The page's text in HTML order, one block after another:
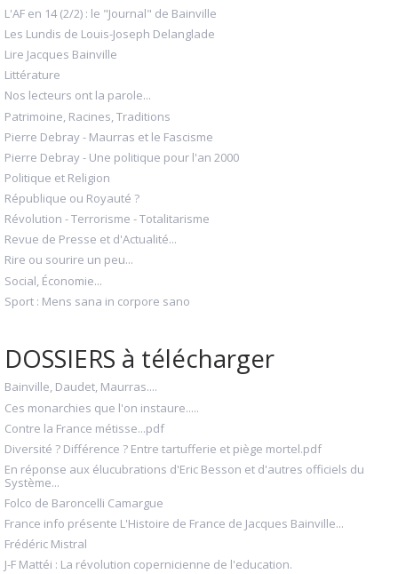
L'AF en 14 (2/2) : le "Journal" de Bainville
Les Lundis de Louis-Joseph Delanglade
Lire Jacques Bainville
Littérature
Nos lecteurs ont la parole...
Patrimoine, Racines, Traditions
Pierre Debray - Maurras et le Fascisme
Pierre Debray - Une politique pour l'an 2000
Politique et Religion
République ou Royauté ?
Révolution - Terrorisme - Totalitarisme
Revue de Presse et d'Actualité...
Rire ou sourire un peu...
Social, Économie...
Sport : Mens sana in corpore sano
DOSSIERS à télécharger
Bainville, Daudet, Maurras....
Ces monarchies que l'on instaure.....
Contre la France métisse...pdf
Diversité ? Différence ? Entre tartufferie et piège mortel.pdf
En réponse aux élucubrations d'Eric Besson et d'autres officiels du
Système...
Folco de Baroncelli Camargue
France info présente L'Histoire de France de Jacques Bainville...
Frédéric Mistral
J-F Mattéi : La révolution copernicienne de l'education.